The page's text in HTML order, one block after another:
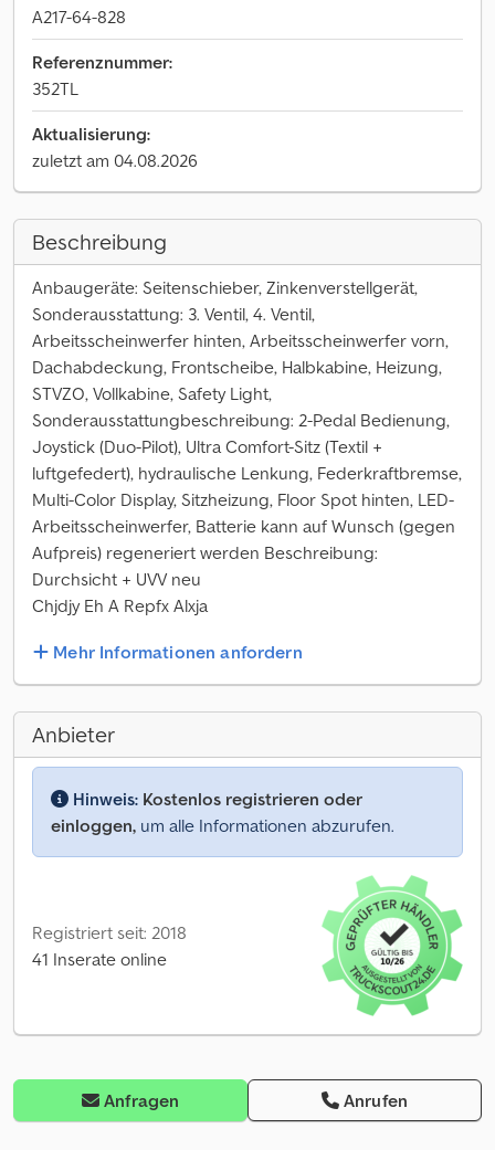
A217-64-828
Referenznummer:
352TL
Aktualisierung:
zuletzt am 04.08.2026
Beschreibung
Anbaugeräte: Seitenschieber, Zinkenverstellgerät,
Sonderausstattung: 3. Ventil, 4. Ventil,
Arbeitsscheinwerfer hinten, Arbeitsscheinwerfer vorn,
Dachabdeckung, Frontscheibe, Halbkabine, Heizung,
STVZO, Vollkabine, Safety Light,
Sonderausstattungbeschreibung: 2-Pedal Bedienung,
Joystick (Duo-Pilot), Ultra Comfort-Sitz (Textil +
luftgefedert), hydraulische Lenkung, Federkraftbremse,
Multi-Color Display, Sitzheizung, Floor Spot hinten, LED-
Arbeitsscheinwerfer, Batterie kann auf Wunsch (gegen
Aufpreis) regeneriert werden Beschreibung:
Durchsicht + UVV neu
Chjdjy Eh A Repfx Alxja
Mehr Informationen anfordern
Anbieter
Hinweis: Kostenlos registrieren oder
einloggen, um alle Informationen abzurufen.
Registriert seit: 2018
41 Inserate online
Anfragen Anrufen